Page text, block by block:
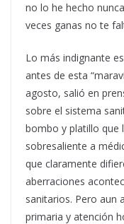
no lo he hecho
veces ganas no te
Lo más indignante
antes de esta
agosto, salió en
sobre el sistema
bombo y platillo que
sobresaliente a
que claramente
aberraciones
sanitarios. Pero aun
primaria y atención